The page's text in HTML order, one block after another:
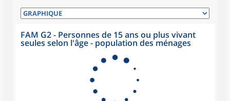
FAM G2 - Personnes de 15 ans ou plus vivant
seules selon l'âge - population des ménages